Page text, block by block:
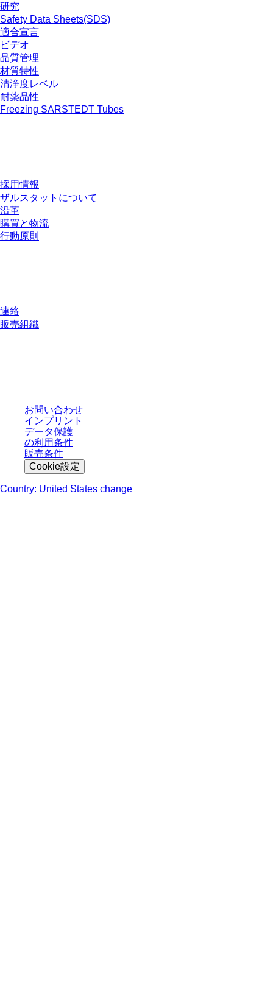
研究
Safety Data Sheets(SDS)
適合宣言
ビデオ
品質管理
材質特性
清浄度レベル
耐薬品性
Freezing SARSTEDT Tubes
採用情報
ザルスタットについて
沿革
購買と物流
行動原則
連絡
販売組織
お問い合わせ
インプリント
データ保護
の利用条件
販売条件
Cookie設定
Country: United States change